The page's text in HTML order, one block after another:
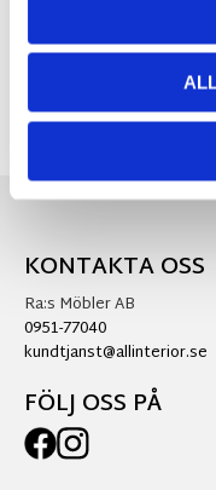
Visa alla produkter
KONTAKTA OSS
Ra:s Möbler AB
0951-77040
kundtjanst@allinterior.se
FÖLJ OSS PÅ